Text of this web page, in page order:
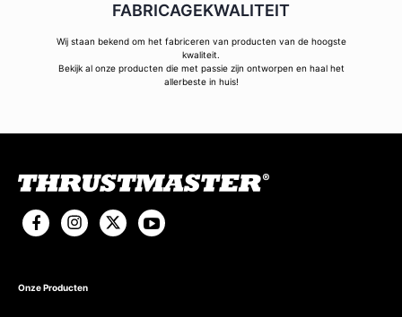
FABRICAGEKWALITEIT
Wij staan bekend om het fabriceren van producten van de hoogste
kwaliteit.
Bekijk al onze producten die met passie zijn ontworpen en haal het
allerbeste in huis!
Onze Producten